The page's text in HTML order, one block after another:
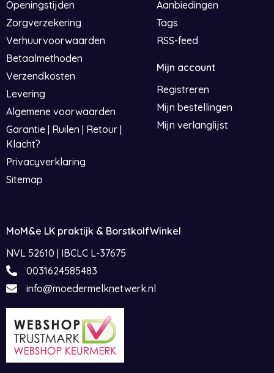
Openingstijden
Zorgverzekering
Verhuurvoorwaarden
Betaalmethoden
Verzendkosten
Levering
Algemene voorwaarden
Garantie | Ruilen | Retour |
Klacht?
Privacyverklaring
Sitemap
Aanbiedingen
Tags
RSS-feed
Mijn account
Registreren
Mijn bestellingen
Mijn verlanglijst
MoM&e LK praktijk & BorstkolfWinkel
NVL 52610 | IBCLC L-37675
0031624585483
info@moedermelknetwerk.nl